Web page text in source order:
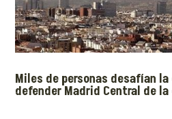
Miles de personas desafían la
defender Madrid Central de